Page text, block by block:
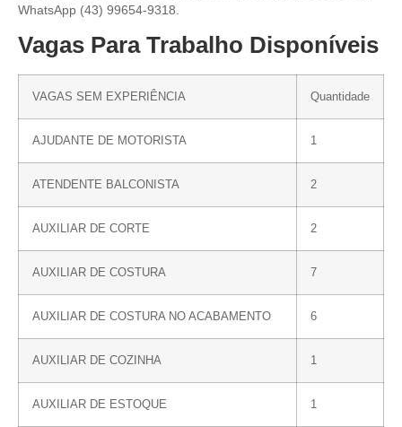
WhatsApp (43) 99654-9318.
Vagas Para Trabalho Disponíveis
VAGAS SEM EXPERIÊNCIA Quantidade
AJUDANTE DE MOTORISTA 1
ATENDENTE BALCONISTA 2
AUXILIAR DE CORTE 2
AUXILIAR DE COSTURA 7
AUXILIAR DE COSTURA NO ACABAMENTO 6
AUXILIAR DE COZINHA 1
AUXILIAR DE ESTOQUE 1